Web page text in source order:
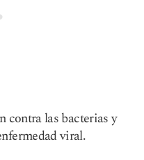
contra las bacterias y
viral.